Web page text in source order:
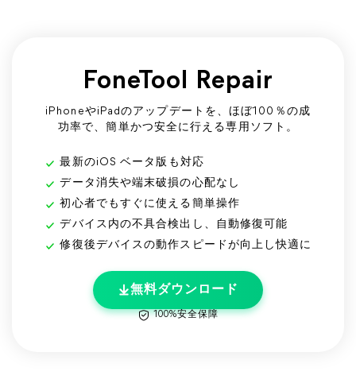
FoneTool Repair
iPhoneやiPadのアップデートを、ほぼ100％の成
功率で、簡単かつ安全に行える専用ソフト。
最新のiOS ベータ版も対応
データ消失や端末破損の心配なし
初心者でもすぐに使える簡単操作
デバイス内の不具合検出し、自動修復可能
修復後デバイスの動作スピードが向上し快適に
無料ダウンロード
100%安全保障